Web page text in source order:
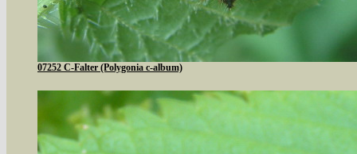
07252 C-Falter (Polygonia c-album)